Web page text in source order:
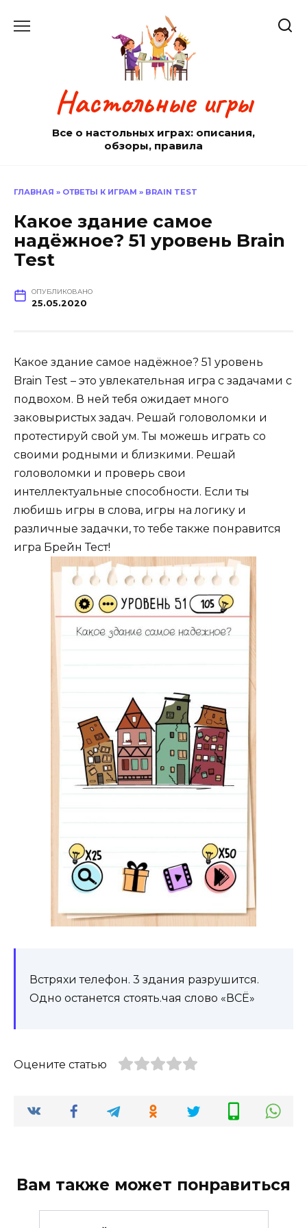
Настольные игры
Все о настольных играх: описания,
обзоры, правила
ГЛАВНАЯ » ОТВЕТЫ К ИГРАМ » BRAIN TEST
Какое здание самое
надёжное? 51 уровень Brain
Test
ОПУБЛИКОВАНО
25.05.2020
Какое здание самое надёжное? 51 уровень
Brain Test – это увлекательная игра с задачами с
подвохом. В ней тебя ожидает много
заковыристых задач. Решай головоломки и
протестируй свой ум. Ты можешь играть со
своими родными и близкими. Решай
головоломки и проверь свои
интеллектуальные способности. Если ты
любишь игры в слова, игры на логику и
различные задачки, то тебе также понравится
игра Брейн Тест!
Встряхи телефон. 3 здания разрушится.
Одно останется стоять.чая слово «ВСЁ»
Оцените статью
Вам также может понравиться